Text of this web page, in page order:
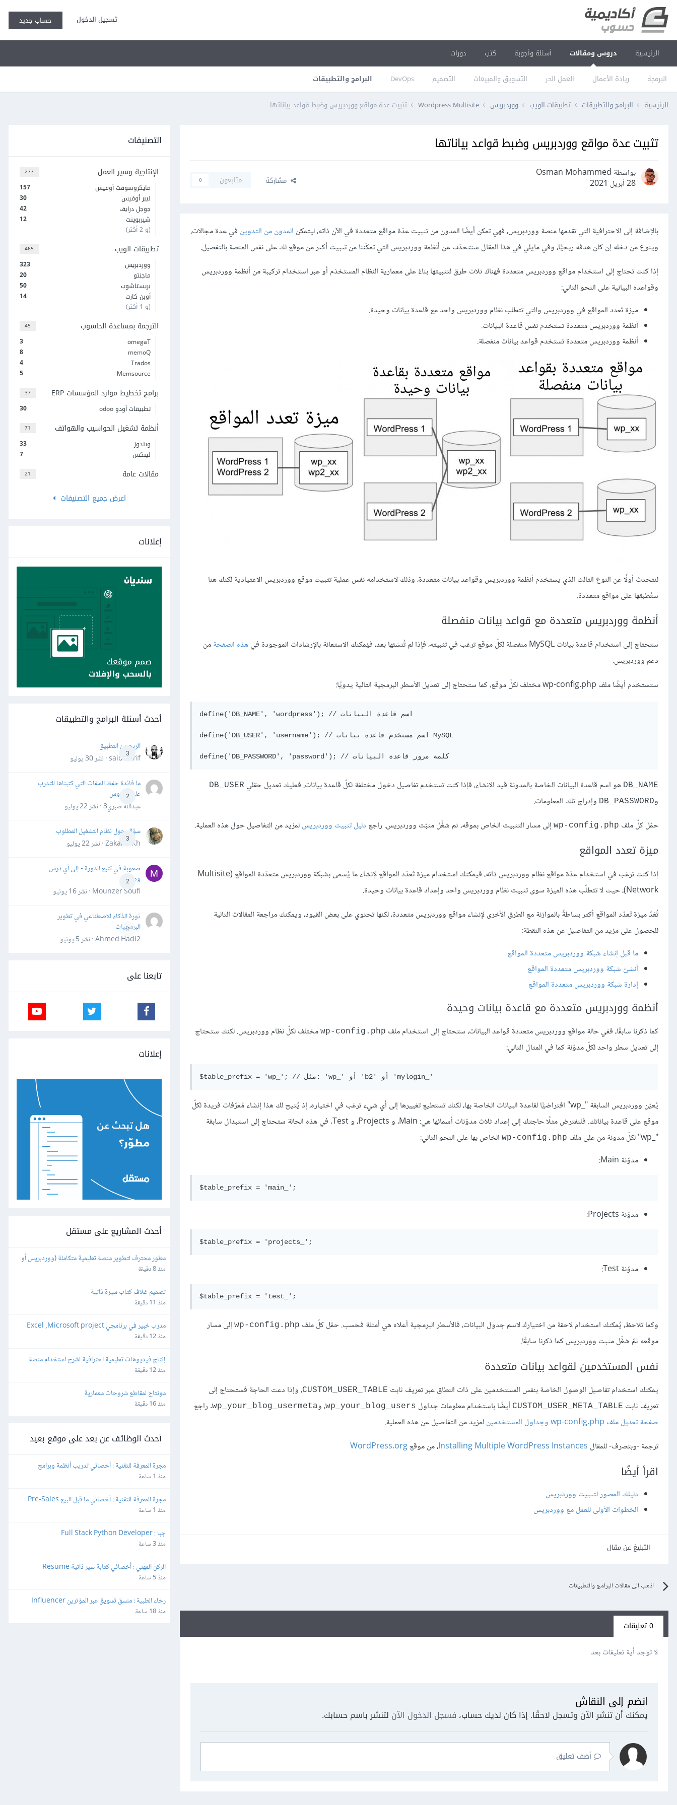
تسجيل الدخول حساب جديد
الرئيسية دروس ومقالات
البرمجة ريادة الأعمال العمل الحر التسويق والمبيعات التصميم DevOps البرامج والتطبيقات
أسئلة وأجوبة كتب دورات
الرئيسية البرامج والتطبيقات تطبيقات الويب ووردبريس Wordpress Multisite تثبيت عدة مواقع ووردبريس وضبط قواعد بياناتها
تثبيت عدة مواقع ووردبريس وضبط قواعد بياناتها
بواسطة Osman Mohammed
28 أبريل 2021
مشاركة متابعون 0
بالإضافة إلى الاحترافية التي تقدمها منصة ووردبريس، فهي تمكن أيضًا المدون من تثبيت عدّة مواقع متعددة في الآن ذاته، ليتمكن المدون من التدوين في عدة مجالات،
وينوع من دخله إن كان هدفه ربحيًّا، وفي مايلي في هذا المقال سنتحدّث عن أنظمة ووردبريس التي تمكّننا من تثبيت أكثر من موقع لك على نفس المنصة بالتفصيل.
إذا كنت تحتاج إلى استخدام مواقع ووردبريس متعددة فهناك ثلاث طرق لتثبيتها بناءً على معمارية النظام المستخدَم أو عبر استخدام تركيبة من أنظمة ووردبريس
وقواعده البيانية على النحو التالي:
ميزة تَعدد المواقع في ووردبريس والتي تتطلب نظام ووردبريس واحد مع قاعدة بيانات وحيدة.
أنظمة ووردبريس متعددة تستخدم نفس قاعدة البيانات.
أنظمة ووردبريس متعددة تستخدم قواعد بيانات منفصلة.
لنتحدث أولًا عن النوع الثالث الذي يستخدم أنظمة ووردبريس وقواعد بيانات متعددة، وذلك لاستخدامه نفس عملية تثبيت موقع ووردبريس الاعتيادية لكنك هنا
ستُطبقها على مواقع متعددة.
أنظمة ووردبريس متعددة مع قواعد بيانات منفصلة
ستحتاج إلى استخدام قاعدة بيانات MySQL منفصلة لكلّ موقع ترغب في تثبيته، فإذا لم تُنشئها بعد، فيُمكنك الاستعانة بالإرشادات الموجودة في هذه الصفحةمن
دعم ووردبريس.
ستستخدم أيضًا ملف wp-config.php مختلف لكلّ موقع، كما ستحتاج إلى تعديل الأسطر البرمجية التالية يدويًا:
define('DB_NAME', 'wordpress'); // اسم قاعدة البيانات
define('DB_USER', 'username'); // اسم مستخدم قاعدة بيانات MySQL
DB_NAME هو اسم قاعدة البيانات الخاصة بالمدونة قيد الإنشاء، فإذا كنت تستخدم تفاصيل دخول مختلفة لكلّ قاعدة بيانات، فعليك تعديل حقلي DB_USER
وDB_PASSWORD وإدراج تلك المعلومات.
حمّل كلّ ملف wp-config.php إلى مسار التثبيت الخاص بموقه، ثم شغِّل مثبّت ووردبريس. راجع دليل تثبيت ووردبريسلمزيد من التفاصيل حول هذه العملية.
ميزة تعدد المواقع
إذا كنت ترغب في استخدام عدّة مواقع نظام ووردبريس ذاته، فيمكنك استخدام ميزة تَعدّد المواقع لإنشاء ما يُسمى بشبكة ووردبريس متعدّدة المواقع (Multisite
Network)، حيث لا تتطلّب هذه الميزة سوى تثبيت نظام ووردبريس واحد وإعداد قاعدة بيانات وحيدة.
تُعَدّ ميزة تَعدّد المواقع أكثر بساطةً بالموازنة مع الطرق الأخرى لإنشاء مواقع ووردبريس متعددة، لكنها تحتوي على بعض القيود، ويمكنك مراجعة المقالات التالية
للحصول على مزيد من التفاصيل عن هذه النقطة:
ما قبل إنشاء شبكة ووردبريس متعددة المواقع
أنشئ شبكة ووردبريس متعددة المواقع
إدارة شبكة ووردبريس متعددة المواقع
أنظمة ووردبريس متعددة مع قاعدة بيانات وحيدة
كما ذكرنا سابقًا، ففي حالة مواقع ووردبريس متعددة قواعد البيانات، ستحتاج إلى استخدام ملف wp-config.php مختلف لكلّ نظام ووردبريس. لكنك ستحتاج
إلى تعديل سطر واحد لكلّ مدوّنة كما في المثال التالي:
يُعيّن ووردبريس السابقة "_wp" افتراضيًّا لقاعدة البيانات الخاصة بها، لكنك تستطيع تغييرها إلى أي شيء ترغب في اختياره، إذ يُتيح لك هذا إنشاء مُعرّفات فريدة لكلّ
موقع على قاعدة بياناتك. فلنفترض مثلًا حاجتك إلى إعداد ثلاث مدوّنات أسمائها هي: Main، و Projects، و Test. في هذه الحالة ستحتاج إلى استبدال سابقة
"_wp" لكلّ مدونة من على ملف
wp-config.php الخاص بها على النحو التالي:
مدوّنة Main:
مدوّنة Projects:
مدوّنة Test:
وكما تلاحظ، يُمكنك استخدام لاحقة من اختيارك لاسم جدول البيانات، فالأسطر البرمجية أعلاه هي أمثلة فحسب. حمّل كلّ ملف wp-config.php إلى مسار
موقعه ثمّ شغِّل مثبت ووردبريس كما ذكرنا سابقًا.
نفس المستخدمين لقواعد بيانات متعددة
يمكنك استخدام تفاصيل الوصول الخاصة بنفس المستخدمين على ذات النطاق عبر تعريف ثابت CUSTOM_USER_TABLE، وإذا دعت الحاجة فستحتاج إلى
تعريف ثابت CUSTOM_USER_META_TABLE أيضًا باستخدام معلومات جداول wp_your_blog_users، وwp_your_blog_usermeta. راجع
صفحة تعديل ملف wp-config.php وجداول المستخدمين
لمزيد من التفاصيل عن هذه العملية.
ترجمة -وبتصرف- للمقال Installing Multiple WordPress Instances، من موقعWordPress.org
اقرأ أيضًا
دليلك المصور لتثبيت ووردبريس
الخطوات الأولى للعمل مع ووردبريس
التبليغ عن مقال
اذهب الى مقالات البرامج والتطبيقات
0 تعليقات
لا توجد أية تعليقات بعد
انضم إلى النقاش
يمكنك أن تنشر الآن وتسجل لاحقًا. إذا كان لديك حساب، فسجل الدخول الآن لتنشر باسم حسابك.
أضف تعليق
التصنيفات
277 الإنتاجية وسير العمل
157
مايكروسوفت أوفيس
30
ليبر أوفيس
42
جوجل درايف
12
شيربوينت
(و 2 أكثر)
465 تطبيقات الويب
323
ووردبريس
20
ماجنتو
50
بريستاشوب
14
أوبن كارت
(و 1 أكثر)
45 الترجمة بمساعدة الحاسوب
3
omegaT
8
memoQ
4
Trados
5
Memsource
37 برامج تخطيط موارد المؤسسات ERP
30 تطبيقات أودو odoo
71 أنظمة تشغيل الحواسيب والهواتف
33
ويندوز
7
لينكس
21
مقالات عامة
اعرض جميع التصنيفات
إعلانات
أحدث أسئلة البرامج والتطبيقات
3
الربح من التطبيق
said darif · نشر
30 يوليو
2
ما فائدة حفظ الملفات التي كتبناها للتدرب
على الدروس
عبدالله صبري3 · نشر
22 يوليو
3
سؤال حول نظام التشغيل المطلوب
Zakaria Kh · نشر
22 يوليو
2
صعوبة في تتبع الدورة - إلى أي درس
وصلت؟
Mounzer Soufi · نشر
16 يونيو
0
ثورة الذكاء الاصطناعي في تطوير
البرمجيات
Ahmed Hadi2 · نشر
5 يونيو
تابعنا على
إعلانات
أحدث المشاريع على مستقل
برمجة خاصة)
منذ 8 دقيقة
تصميم غلاف كتاب سيرة ذاتية
منذ 11 دقيقة
مدرب خبير في برنامجي Excel ,Microsoft project
منذ 12 دقيقة
إلكترونية (Screen Recording Tutorial)
منذ 12 دقيقة
مونتاج لمقاطع شروحات معمارية
منذ 16 دقيقة
أحدث الوظائف عن بعد على موقع بعيد
Software Training Specialist
منذ 1 ساعة
Specialist
منذ 1 ساعة
جبا : Full Stack Python Developer
منذ 3 ساعة
Specialist
منذ 5 ساعة
Marketing and Production Coordinator
منذ 18 ساعة